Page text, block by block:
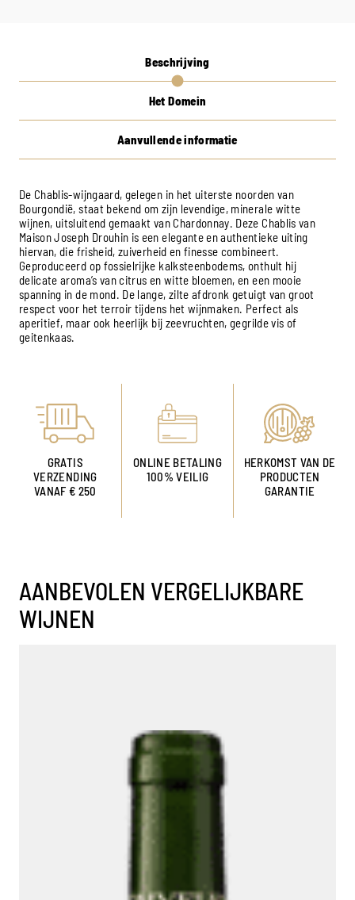
Beschrijving
Het Domein
Aanvullende informatie
De Chablis-wijngaard, gelegen in het uiterste noorden van
Bourgondië, staat bekend om zijn levendige, minerale witte
wijnen, uitsluitend gemaakt van Chardonnay. Deze Chablis van
Maison Joseph Drouhin is een elegante en authentieke uiting
hiervan, die frisheid, zuiverheid en finesse combineert.
Geproduceerd op fossielrijke kalksteenbodems, onthult hij
delicate aroma’s van citrus en witte bloemen, en een mooie
spanning in de mond. De lange, zilte afdronk getuigt van groot
respect voor het terroir tijdens het wijnmaken. Perfect als
aperitief, maar ook heerlijk bij zeevruchten, gegrilde vis of
geitenkaas.
GRATIS
VERZENDING
VANAF € 250
ONLINE BETALING
100% VEILIG
HERKOMST VAN DE
PRODUCTEN
GARANTIE
AANBEVOLEN VERGELIJKBARE
WIJNEN